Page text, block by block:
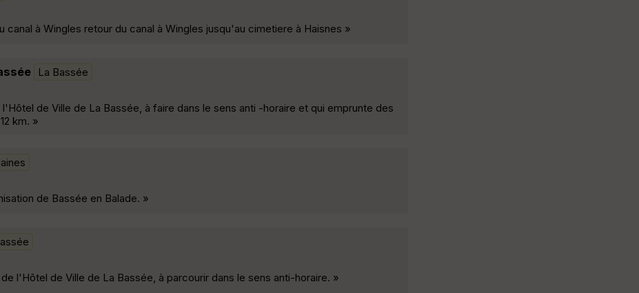
à Wingles retour du canal à Wingles jusqu'au cimetiere à Haisnes »
La Bassée
de Ville de La Bassée, à faire dans le sens anti -horaire et qui emprunte des
km. »
de Bassée en Balade. »
l'Hôtel de Ville de La Bassée, à parcourir dans le sens anti-horaire. »